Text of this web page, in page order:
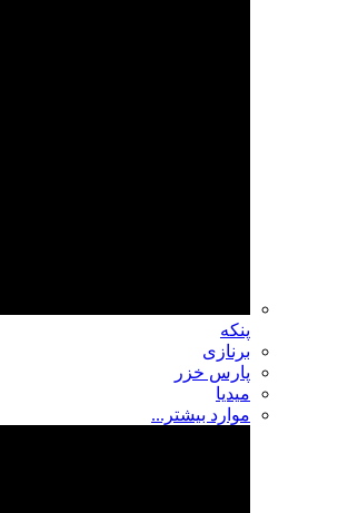
پنکه
برنازی
پارس خزر
میدیا
موارد بیشتر...